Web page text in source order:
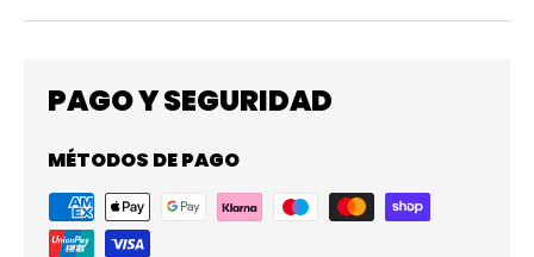
PAGO Y SEGURIDAD
MÉTODOS DE PAGO